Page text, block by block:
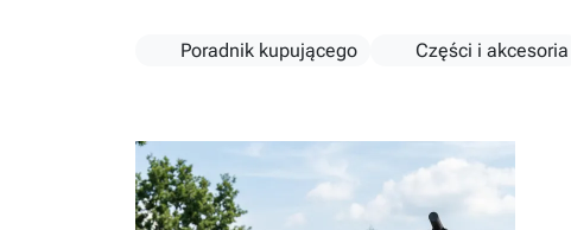
Poradnik kupującego Części i akcesoria